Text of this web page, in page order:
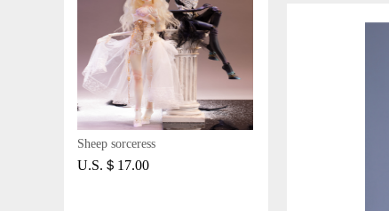
Sheep sorceress
U.S.＄17.00